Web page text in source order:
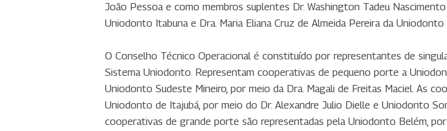
João Pessoa e como membros suplentes Dr. Washington Tadeu
Uniodonto Itabuna e Dra. Maria Eliana Cruz de Almeida Pereira da Uniodonto
O Conselho Técnico Operacional é constituído por representantes de
Sistema Uniodonto. Representam cooperativas de pequeno porte a
Uniodonto Sudeste Mineiro, por meio da Dra. Magali de Freitas Maciel. As
Uniodonto de Itajubá, por meio do Dr. Alexandre Julio Dielle e Uniodonto
cooperativas de grande porte são representadas pela Uniodonto Belém,